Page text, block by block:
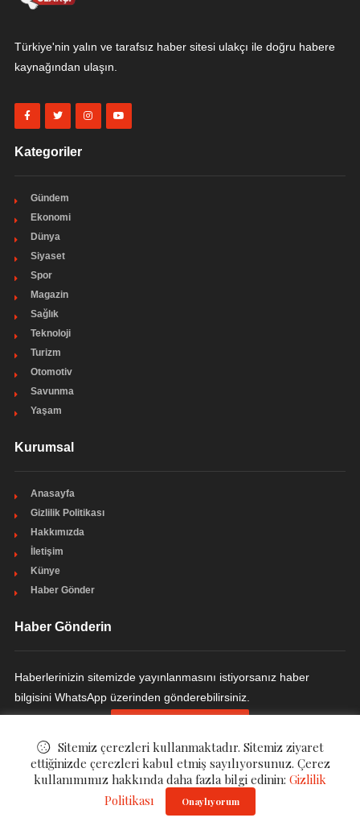
Türkiye'nin yalın ve tarafsız haber sitesi ulakçı ile doğru habere
kaynağından ulaşın.
Kategoriler
Gündem
Ekonomi
Dünya
Siyaset
Spor
Magazin
Sağlık
Teknoloji
Turizm
Otomotiv
Savunma
Yaşam
Kurumsal
Anasayfa
Gizlilik Politikası
Hakkımızda
İletişim
Künye
Haber Gönder
Haber Gönderin
Haberlerinizin sitemizde yayınlanmasını istiyorsanız haber
bilgisini WhatsApp üzerinden gönderebilirsiniz.
. All Rights Reserved.
Sitemiz çerezleri kullanmaktadır. Sitemiz ziyaret
ettiğinizde çerezleri kabul etmiş sayılıyorsunuz. Çerez
kullanımımız hakkında daha fazla bilgi edinin: Gizlilik
Politikası
Onaylıyorum